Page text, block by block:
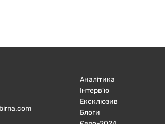
Аналітика
Інтерв'ю
Ексклюзив
Блоги